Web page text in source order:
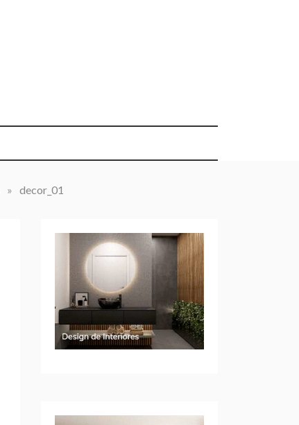
» decor_01